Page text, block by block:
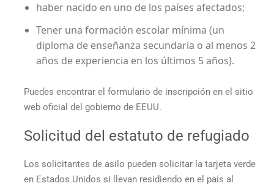
haber nacido en uno de los países afectados;
Tener una formación escolar mínima (un
diploma de enseñanza secundaria o al menos 2
años de experiencia en los últimos 5 años).
Puedes encontrar el formulario de inscripción en el sitio
web oficial del gobierno de EEUU.
Solicitud del estatuto de refugiado
Los solicitantes de asilo pueden solicitar la tarjeta verde
en Estados Unidos si llevan residiendo en el país al